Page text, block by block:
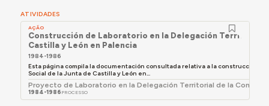
artes, el edificio destaca por sus dimensiones y
estilo, característico de la arquitectura institucional
de las primeras décadas de la dictadura franquista.
ATIVIDADES
AÇÃO
Construcción de Laboratorio en la Delegación Territorial
Castilla y León en Palencia
1984-1986
Esta página compila la documentación consultada relativa a la construcción
Social de la Junta de Castilla y León en...
Proyecto de Laboratorio en la Delegación Territorial de la
1984-1986 PROCESSO